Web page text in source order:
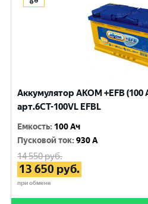
Аккумулятор AKOM +EFB (100
арт.6СТ-100VL EFBL
Емкость: 100 Ач
Пусковой ток:930 A
14 550руб.
13 650 руб.
при обмене